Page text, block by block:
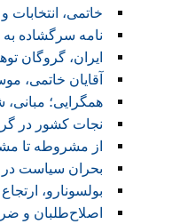
خاتمی، انتخابات
نامه سرگشاده
ایران، گروگان
آقایان خاتمی،
همگرایی؛ مبانی،
نجات کشور در
از مشروطه تا
بحران سیاست در
بولسونارو،
اصلاح‌طلبان و